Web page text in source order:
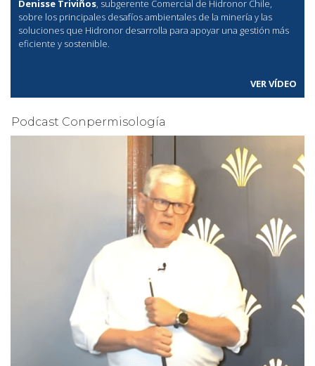
Denisse Triviños, subgerente Comercial de Hidronor Chile,
sobre los principales desafíos ambientales de la minería y las
soluciones que Hidronor desarrolla para apoyar una gestión más
eficiente y sostenible.
VER VÍDEO
Podcast Conpermisología